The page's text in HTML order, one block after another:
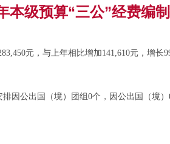
本级预算“三公”经费编
元，与上年相比增加141,610元，增长
因公出国（境）团组0个，因公出国（境）